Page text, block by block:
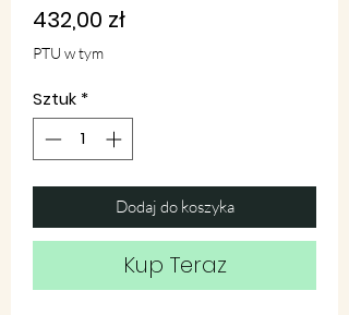
432,00 złCena
PTU w tym
Sztuk *
Dodaj do koszyka
Kup Teraz